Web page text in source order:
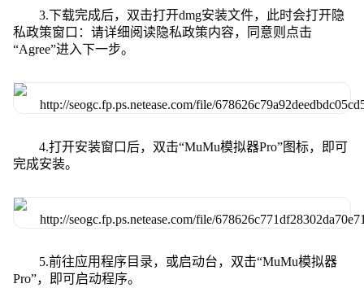
3.下载完成后，双击打开dmg安装文件，此时会打开隐
私政策窗口：请详细阅读隐私政策内容，同意则点击
“Agree”进入下一步。
4.打开安装窗口后，双击“MuMu模拟器Pro”图标，即可
完成安装。
5.前往应用程序目录，或启动台，双击“MuMu模拟器
Pro”，即可启动程序。